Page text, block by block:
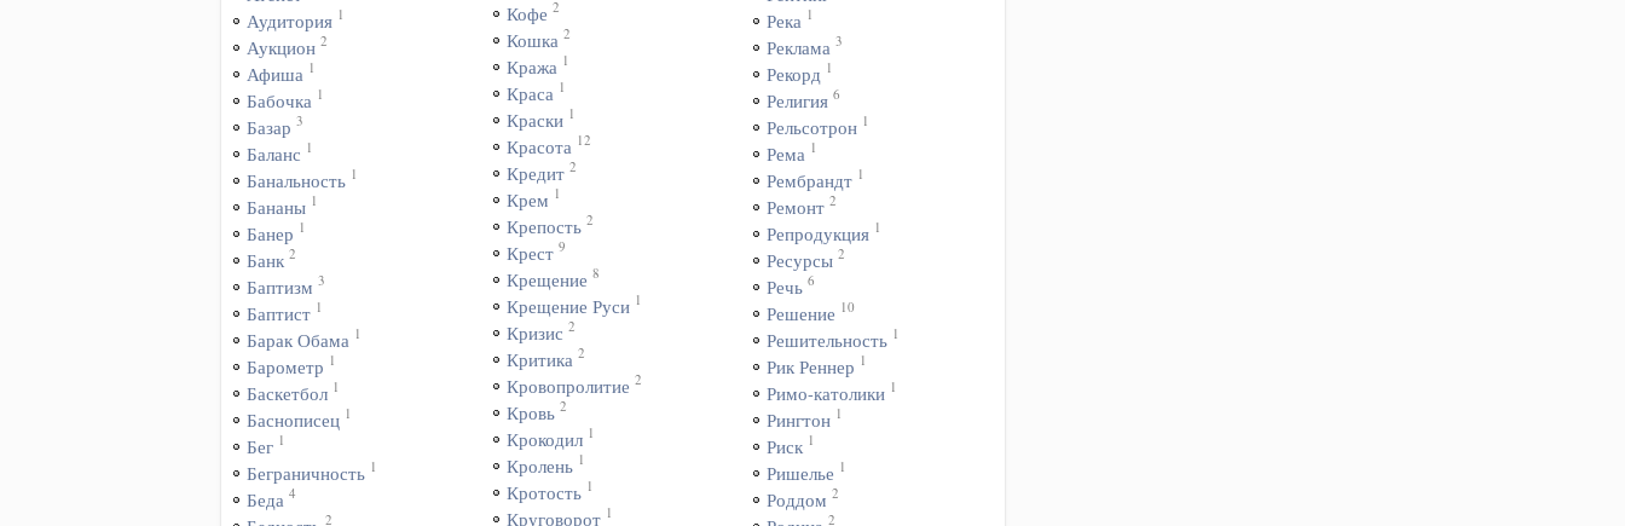
Аудитория 1
Аукцион 2
Афиша 1
Бабочка 1
Базар 3
Баланс 1
Банальность 1
Бананы 1
Банер 1
Банк 2
Баптизм 3
Баптист 1
Барак Обама 1
Барометр 1
Баскетбол 1
Баснописец 1
Бег 1
Беграничность 1
Беда 4
2
Кофе 2
Кошка 2
Кража 1
Краса 1
Краски 1
Красота 12
Кредит 2
Крем 1
Крепость 2
Крест 9
Крещение 8
Крещение Руси 1
Кризис 2
Критика 2
Кровопролитие 2
Кровь 2
Крокодил 1
Кролень 1
Кротость 1
Круговорот 1
Река 1
Реклама 3
Рекорд 1
Религия 6
Рельсотрон 1
Рема 1
Рембрандт 1
Ремонт 2
Репродукция 1
Ресурсы 2
Речь 6
Решение 10
Решительность 1
Рик Реннер 1
Римо-католики 1
Рингтон 1
Риск 1
Ришелье 1
Роддом 2
2